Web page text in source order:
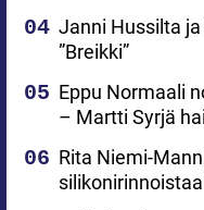
Janni Hussilta
”Breikki”
Eppu Normaali
– Martti Syrjä
Rita Niemi-